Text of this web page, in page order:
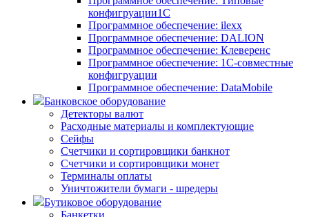
конфигруации1С
Программное обеспечение: ilexx
Программное обеспечение: DALION
Программное обеспечение: Клеверенс
Программное обеспечение: 1С-совместные
конфигруации
Программное обеспечение: DataMobile
Банковское оборудование
Детекторы валют
Расходные материалы и комплектующие
Сейфы
Счетчики и сортировщики банкнот
Счетчики и сортировщики монет
Терминалы оплаты
Уничтожители бумаги - шредеры
Бутиковое оборудование
Банкетки